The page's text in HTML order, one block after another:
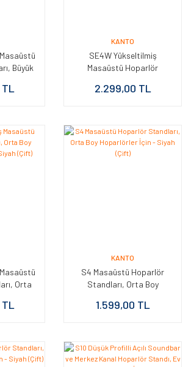
Büyük
KANTO
SE4W Yükseltilmiş
Masaüstü Hoparlör
Hoparlörler İçin - Beyaz
2.299,00 TL
Orta
KANTO
S4 Masaüstü Hoparlör
Standları, Orta Boy
(Çift)
1.599,00 TL